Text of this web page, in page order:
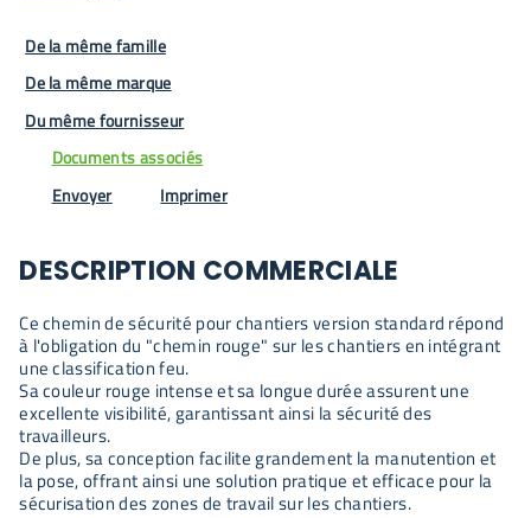
De la même famille
De la même marque
Du même fournisseur
Documents associés
Envoyer
Imprimer
DESCRIPTION COMMERCIALE
Ce chemin de sécurité pour chantiers version standard répond
à l'obligation du "chemin rouge" sur les chantiers en intégrant
une classification feu.
Sa couleur rouge intense et sa longue durée assurent une
excellente visibilité, garantissant ainsi la sécurité des
travailleurs.
De plus, sa conception facilite grandement la manutention et
la pose, offrant ainsi une solution pratique et efficace pour la
sécurisation des zones de travail sur les chantiers.